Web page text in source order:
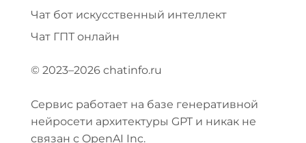
Чат бот искусственный интеллект
Чат ГПТ онлайн
© 2023–2026 chatinfo.ru
Сервис работает на базе генеративной
нейросети архитектуры GPT и никак не
связан с OpenAI Inc.